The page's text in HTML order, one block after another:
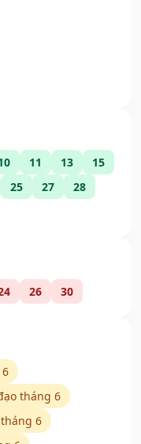
11 13
15
25 27
28
26 30
tháng 6
6